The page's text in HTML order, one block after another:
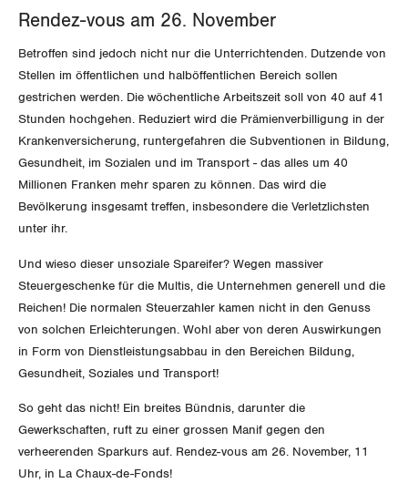
NEWSLETTER
BROSCHÜREN/BÜCHER
Präsidialausschuss
Feministische Kommission
Jugendkommission
Migrationskommission
Rentner:innen-Kommission
ZENTRALSEKRETARIAT
Aargau
Beide Basel
Bern
Genf
Glarus
Graubünden
ANGESCHLOSSENE VERBÄNDE
OFFENE STELLEN
AGENDA
Blog Daniel Lampart
Der Europa-Blog
Kontakt
Rendez-vous am 26. November
Betroffen sind jedoch nicht nur die Unterrichtenden. Dutzende von
Stellen im öffentlichen und halböffentlichen Bereich sollen
gestrichen werden. Die wöchentliche Arbeitszeit soll von 40 auf 41
Stunden hochgehen. Reduziert wird die Prämienverbilligung in der
Krankenversicherung, runtergefahren die Subventionen in Bildung,
Gesundheit, im Sozialen und im Transport - das alles um 40
Millionen Franken mehr sparen zu können. Das wird die
Bevölkerung insgesamt treffen, insbesondere die Verletzlichsten
unter ihr.
Und wieso dieser unsoziale Spareifer? Wegen massiver
Steuergeschenke für die Multis, die Unternehmen generell und die
Reichen! Die normalen Steuerzahler kamen nicht in den Genuss
von solchen Erleichterungen. Wohl aber von deren Auswirkungen
in Form von Dienstleistungsabbau in den Bereichen Bildung,
Gesundheit, Soziales und Transport!
So geht das nicht! Ein breites Bündnis, darunter die
Gewerkschaften, ruft zu einer grossen Manif gegen den
verheerenden Sparkurs auf. Rendez-vous am 26. November, 11
Uhr, in La Chaux-de-Fonds!